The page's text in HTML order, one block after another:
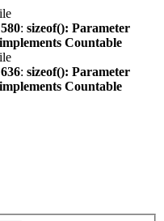
580: sizeof(): Parameter
Countable
636: sizeof(): Parameter
Countable